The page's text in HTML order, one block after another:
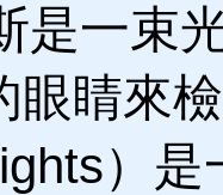
一束
眼睛來
）